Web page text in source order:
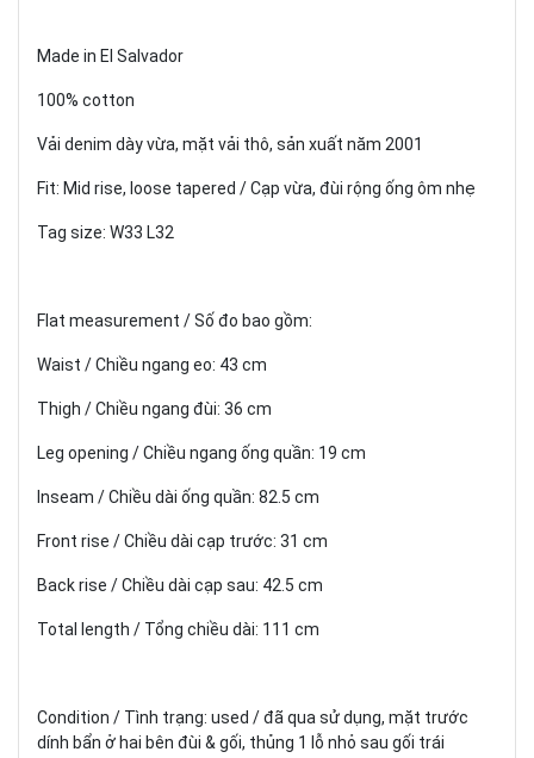
Made in El Salvador
100% cotton
Vải denim dày vừa, mặt vải thô, sản xuất năm 2001
Fit: Mid rise, loose tapered / Cạp vừa, đùi rộng ống ôm nhẹ
Tag size: W33 L32
Flat measurement / Số đo bao gồm:
Waist / Chiều ngang eo: 43 cm
Thigh / Chiều ngang đùi: 36 cm
Leg opening / Chiều ngang ống quần: 19 cm
Inseam / Chiều dài ống quần: 82.5 cm
Front rise / Chiều dài cạp trước: 31 cm
Back rise / Chiều dài cạp sau: 42.5 cm
Total length / Tổng chiều dài: 111 cm
Condition / Tình trạng: used / đã qua sử dụng, mặt trước
dính bẩn ở hai bên đùi & gối, thủng 1 lỗ nhỏ sau gối trái